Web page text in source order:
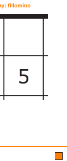
fillomino